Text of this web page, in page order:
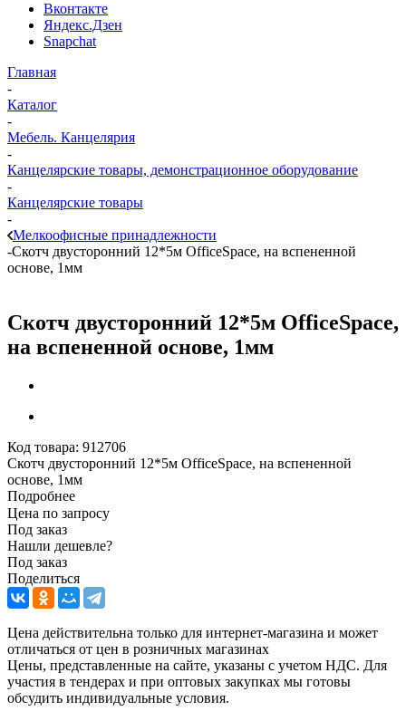
Вконтакте
Яндекс.Дзен
Snapchat
Главная
-
Каталог
-
Мебель. Канцелярия
-
Канцелярские товары, демонстрационное оборудование
-
Канцелярские товары
-
Мелкоофисные принадлежности
-Скотч двусторонний 12*5м OfficeSpace, на вспененной
основе, 1мм
Скотч двусторонний 12*5м OfficeSpace,
на вспененной основе, 1мм
Код товара: 912706
Скотч двусторонний 12*5м OfficeSpace, на вспененной
основе, 1мм
Подробнее
Цена по запросу
Под заказ
Нашли дешевле?
Под заказ
Поделиться
Цена действительна только для интернет-магазина и может
отличаться от цен в розничных магазинах
Цены, представленные на сайте, указаны с учетом НДС. Для
участия в тендерах и при оптовых закупках мы готовы
обсудить индивидуальные условия.